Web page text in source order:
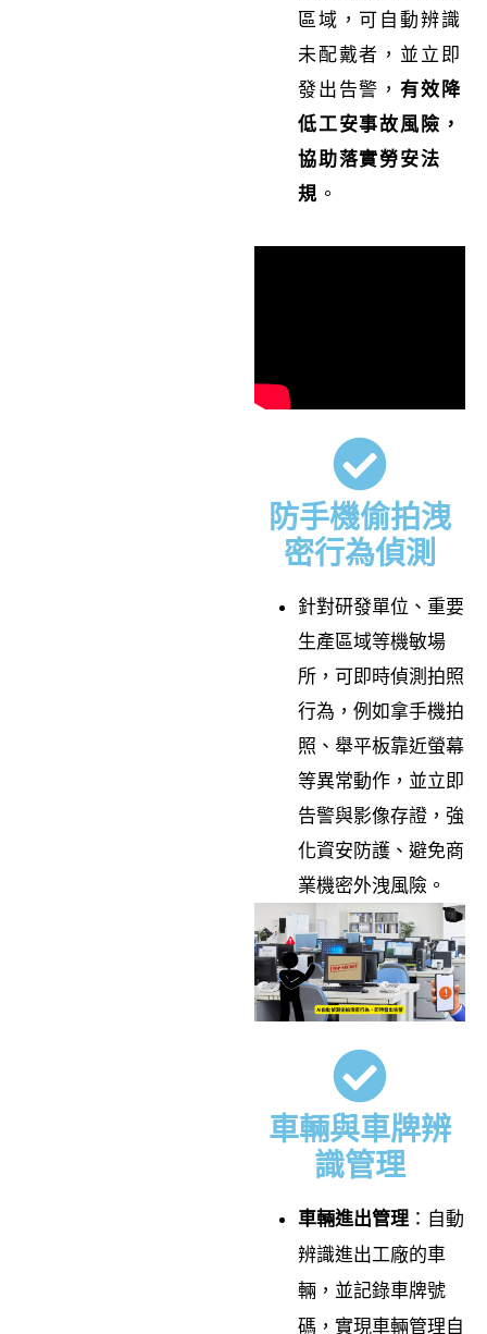
區域，可自動辨識
未配戴者，並立即
發出告警， 有效降
低工安事故風險，
協助落實勞安法
規 。
防手機偷拍洩
密行為偵測
針對研發單位、重要
生產區域等機敏場
所，可即時偵測拍照
行為，例如拿手機拍
照、舉平板靠近螢幕
等異常動作，並立即
告警與影像存證，強
化資安防護、避免商
業機密外洩風險。
車輛與車牌辨
識管理
車輛進出管理 ： 自動
辨識進出工廠的車
輛，並記錄車牌號
碼，實現車輛管理自